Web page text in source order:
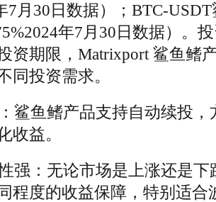
7月30日数据）；BTC-
年7月30日数据）。
资期限，Matrixport 鲨鱼鳍
同投资需求。
鲨鱼鳍产品支持自动续投
收益。
强：无论市场是上涨还是
程度的收益保障，特别适合